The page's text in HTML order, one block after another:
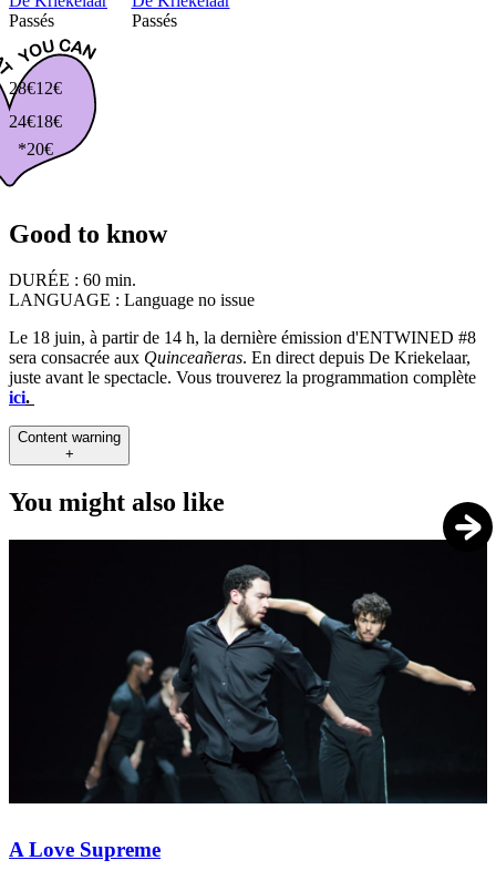
Passés
Passés
28€
24€
*20€
18€
12€
Good to know
DURÉE : 60 min.
LANGUAGE : Language no issue
Le 18 juin, à partir de 14 h, la dernière émission d'ENTWINED #8
sera consacrée aux Quinceañeras. En direct depuis De Kriekelaar,
juste avant le spectacle. Vous trouverez la programmation complète
ici.
Content warning
+
You might also like
A Love Supreme